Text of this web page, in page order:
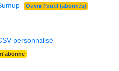
Ouvrir l'outil (abonnés)
personnalisé